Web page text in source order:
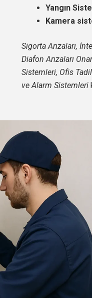
Yangın
Kamera
Sigorta Arızaları,
Diafon Arızaları
Sistemleri, Ofis
ve Alarm Sistemleri